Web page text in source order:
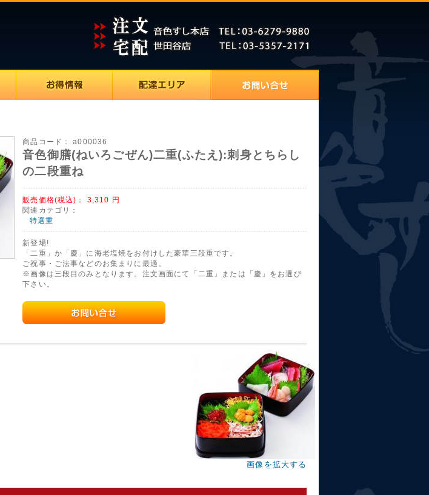
商品コード： a000036
音色御膳(ねいろごぜん)二重(ふたえ):刺身とちらし
の二段重ね
販売価格(税込)： 3,310 円
関連カテゴリ：
特選重
新登場!
「二重」か「慶」に海老塩焼をお付けした豪華三段重です。
ご祝事・ご法事などのお集まりに最適。
※画像は三段目のみとなります。注文画面にて「二重」または「慶」をお選び
下さい。
画像を拡大する